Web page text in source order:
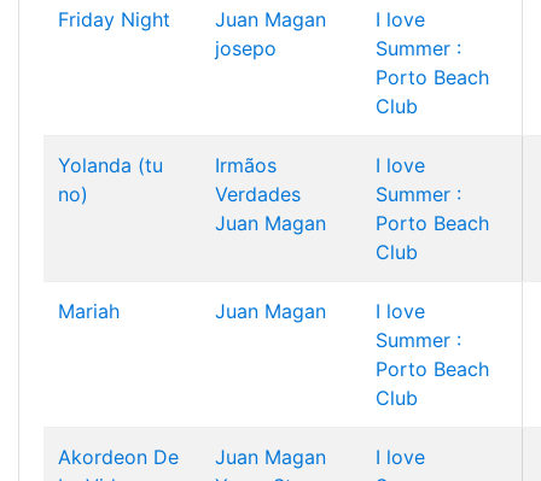
Friday Night
Juan Magan
josepo
I love
Summer :
Porto Beach
Club
Yolanda (tu
no)
Irmãos
Verdades
Juan Magan
I love
Summer :
Porto Beach
Club
Mariah Juan Magan
I love
Summer :
Porto Beach
Club
Akordeon De
Juan Magan
I love